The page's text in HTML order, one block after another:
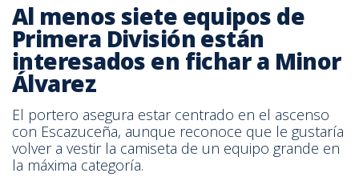
Al menos siete equipos de
Primera División están
interesados en fichar a Minor
Álvarez
El portero asegura estar centrado en el ascenso
con Escazuceña, aunque reconoce que le gustaría
volver a vestir la camiseta de un equipo grande en
la máxima categoría.